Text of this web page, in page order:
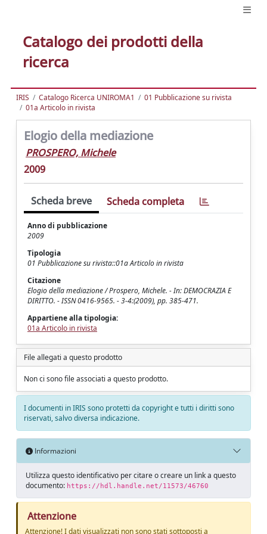
Catalogo dei prodotti della
ricerca
IRIS Catalogo Ricerca UNIROMA1
01 Pubblicazione su rivista
01a Articolo in rivista
Elogio della mediazione
PROSPERO, Michele
2009
Scheda breve Scheda completa
Anno di pubblicazione
2009
Tipologia
01 Pubblicazione su rivista::01a Articolo in rivista
Citazione
Elogio della mediazione / Prospero, Michele. - In: DEMOCRAZIA E
DIRITTO. - ISSN 0416-9565. - 3-4:(2009), pp. 385-471.
Appartiene alla tipologia:
01a Articolo in rivista
File allegati a questo prodotto
Non ci sono file associati a questo prodotto.
I documenti in IRIS sono protetti da copyright e tutti i diritti sono
riservati, salvo diversa indicazione.
Informazioni
Utilizza questo identificativo per citare o creare un link a questo
documento: https://hdl.handle.net/11573/46760
Attenzione
Attenzione! I dati visualizzati non sono stati sottoposti a